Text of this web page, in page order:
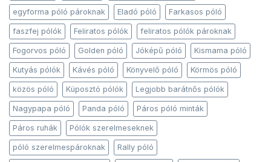
egyforma póló pároknak Eladó póló Farkasos póló
faszfej pólók Feliratos pólók feliratos pólók pároknak
Fogorvos póló Golden póló Jóképű póló Kismama póló
Kutyás pólók Kávés póló Könyvelő póló Körmös póló
közös póló Kúposztó pólók Legjobb barátnős pólók
Nagypapa póló Panda póló Páros póló minták
Páros ruhák Pólók szerelmeseknek
póló szerelmespároknak Rally póló